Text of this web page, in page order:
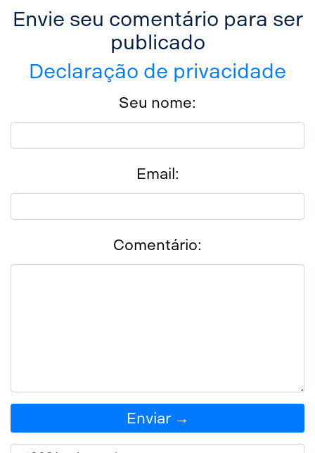
LinkedIn
WhatsApp
Envie seu comentário para ser
publicado
Declaração de privacidade
Seu nome:
Email:
Comentário:
Enviar →